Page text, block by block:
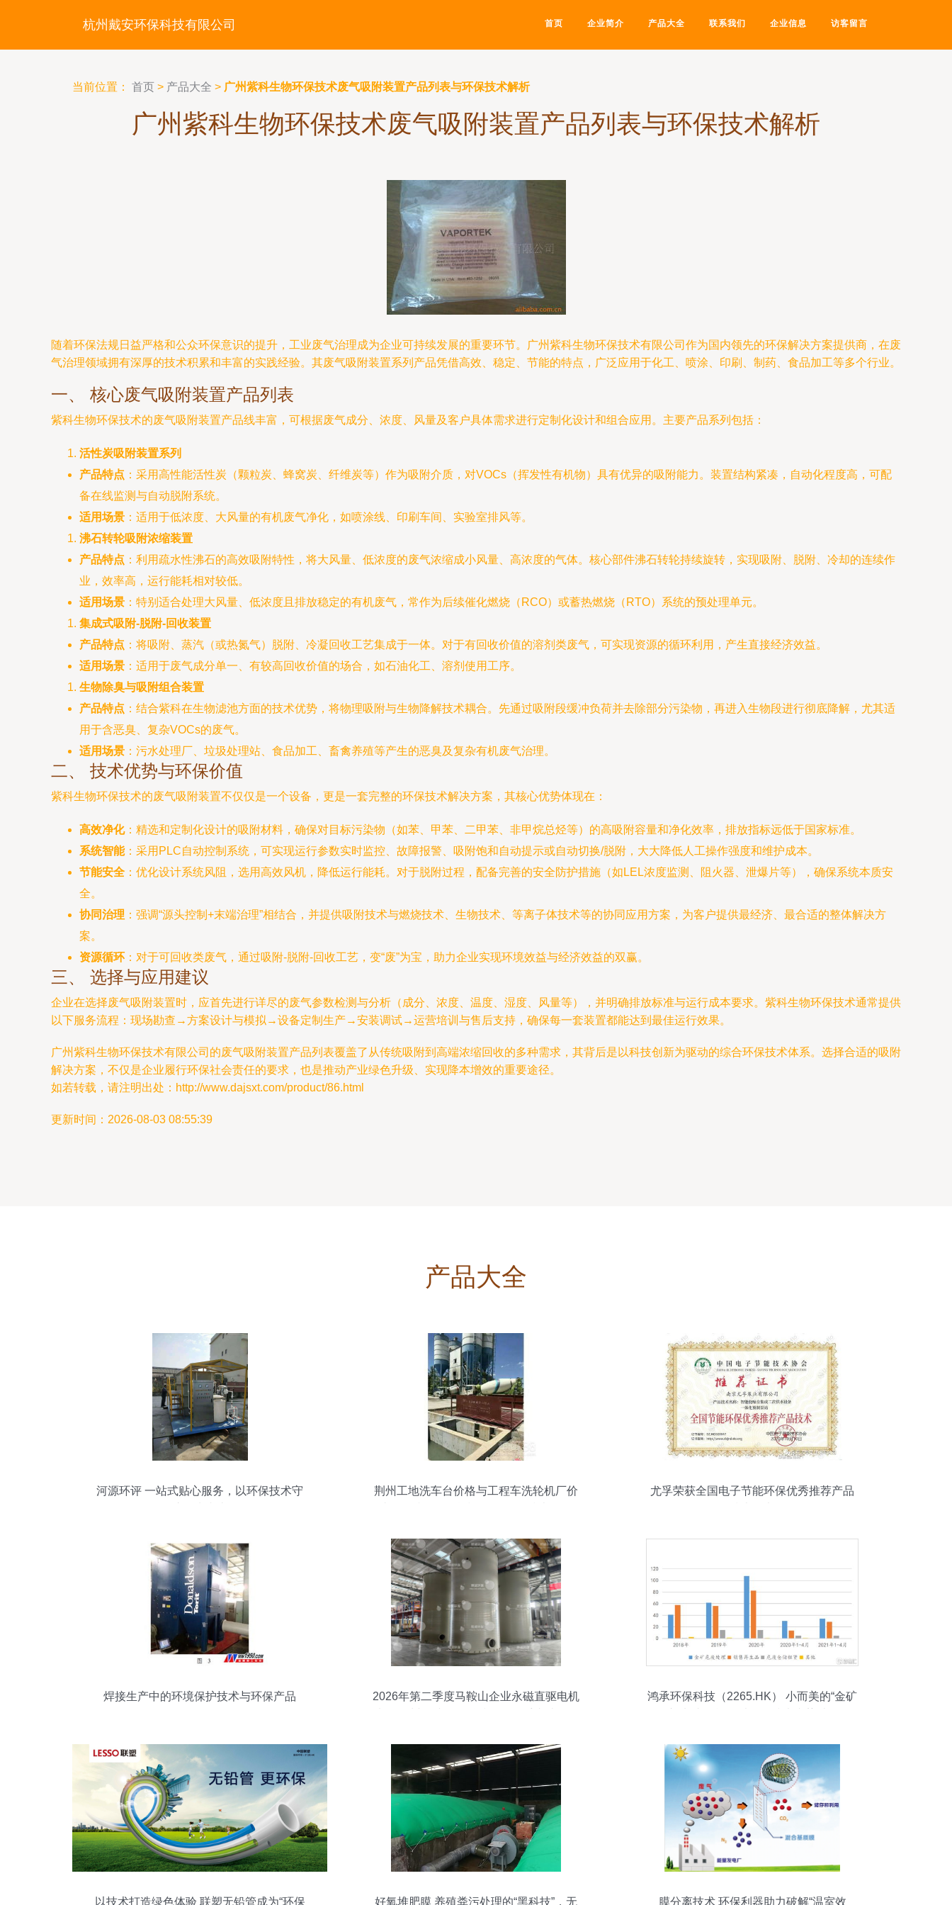
杭州戴安环保科技有限公司 首页 企业简介 产品大全 联系我们 企业信息 访客留言
当前位置： 首页 > 产品大全 > 广州紫科生物环保技术废气吸附装置产品列表与环保技术解析
广州紫科生物环保技术废气吸附装置产品列表与环保技术解析
随着环保法规日益严格和公众环保意识的提升，工业废气治理成为企业可持续发展的重要环节。广州紫科生物环保技术有限公司作为国内领先的环保解决方案提供商，在废
气治理领域拥有深厚的技术积累和丰富的实践经验。其废气吸附装置系列产品凭借高效、稳定、节能的特点，广泛应用于化工、喷涂、印刷、制药、食品加工等多个行业。
一、 核心废气吸附装置产品列表
紫科生物环保技术的废气吸附装置产品线丰富，可根据废气成分、浓度、风量及客户具体需求进行定制化设计和组合应用。主要产品系列包括：
活性炭吸附装置系列
产品特点 ：采用高性能活性炭（颗粒炭、蜂窝炭、纤维炭等）作为吸附介质，对VOCs（挥发性有机物）具有优异的吸附能力。装置结构紧凑，自动化程度高，可配
备在线监测与自动脱附系统。
适用场景 ：适用于低浓度、大风量的有机废气净化，如喷涂线、印刷车间、实验室排风等。
沸石转轮吸附浓缩装置
产品特点 ：利用疏水性沸石的高效吸附特性，将大风量、低浓度的废气浓缩成小风量、高浓度的气体。核心部件沸石转轮持续旋转，实现吸附、脱附、冷却的连续作
业，效率高，运行能耗相对较低。
适用场景 ：特别适合处理大风量、低浓度且排放稳定的有机废气，常作为后续催化燃烧（RCO）或蓄热燃烧（RTO）系统的预处理单元。
集成式吸附-脱附-回收装置
产品特点 ：将吸附、蒸汽（或热氮气）脱附、冷凝回收工艺集成于一体。对于有回收价值的溶剂类废气，可实现资源的循环利用，产生直接经济效益。
适用场景 ：适用于废气成分单一、有较高回收价值的场合，如石油化工、溶剂使用工序。
生物除臭与吸附组合装置
产品特点 ：结合紫科在生物滤池方面的技术优势，将物理吸附与生物降解技术耦合。先通过吸附段缓冲负荷并去除部分污染物，再进入生物段进行彻底降解，尤其适
用于含恶臭、复杂VOCs的废气。
适用场景 ：污水处理厂、垃圾处理站、食品加工、畜禽养殖等产生的恶臭及复杂有机废气治理。
二、 技术优势与环保价值
紫科生物环保技术的废气吸附装置不仅仅是一个设备，更是一套完整的环保技术解决方案，其核心优势体现在：
高效净化：精选和定制化设计的吸附材料，确保对目标污染物（如苯、甲苯、二甲苯、非甲烷总烃等）的高吸附容量和净化效率，排放指标远低于国家标准。
系统智能：采用PLC自动控制系统，可实现运行参数实时监控、故障报警、吸附饱和自动提示或自动切换/脱附，大大降低人工操作强度和维护成本。
节能安全 ：优化设计系统风阻，选用高效风机，降低运行能耗。对于脱附过程，配备完善的安全防护措施（如LEL浓度监测、阻火器、泄爆片等），确保系统本质安
全。
协同治理 ：强调“源头控制+末端治理”相结合，并提供吸附技术与燃烧技术、生物技术、等离子体技术等的协同应用方案，为客户提供最经济、最合适的整体解决方
案。
资源循环 ：对于可回收类废气，通过吸附-脱附-回收工艺，变“废”为宝，助力企业实现环境效益与经济效益的双赢。
三、 选择与应用建议
企业在选择废气吸附装置时，应首先进行详尽的废气参数检测与分析（成分、浓度、温度、湿度、风量等），并明确排放标准与运行成本要求。紫科生物环保技术通常提供
以下服务流程：现场勘查→方案设计与模拟→设备定制生产→安装调试→运营培训与售后支持，确保每一套装置都能达到最佳运行效果。
广州紫科生物环保技术有限公司的废气吸附装置产品列表覆盖了从传统吸附到高端浓缩回收的多种需求，其背后是以科技创新为驱动的综合环保技术体系。选择合适的吸附
解决方案，不仅是企业履行环保社会责任的要求，也是推动产业绿色升级、实现降本增效的重要途径。
如若转载，请注明出处：http://www.dajsxt.com/product/86.html
更新时间：2026-08-03 08:55:39
产品大全
河源环评 一站式贴心服务，以环保技术守
荆州工地洗车台价格与工程车洗轮机厂价
尤孚荣获全国电子节能环保优秀推荐产品
焊接生产中的环境保护技术与环保产品
2026年第二季度马鞍山企业永磁直驱电机
鸿承环保科技（2265.HK） 小而美的“金矿
以技术打造绿色体验 联塑无铅管成为“环保 好氧堆肥膜 养殖粪污处理的“黑科技”，无 膜分离技术 环保利器助力破解“温室效